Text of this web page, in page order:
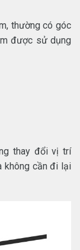
thường có góc
được sử dụng
thay đổi vị trí
không cần đi lại